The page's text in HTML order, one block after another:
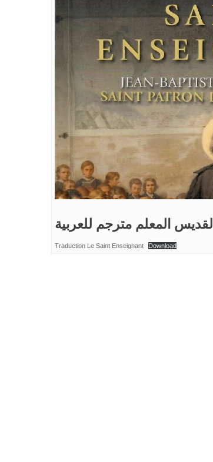
القديس المعلم مترجم للعربية
Traduction Le Saint Enseignant Download